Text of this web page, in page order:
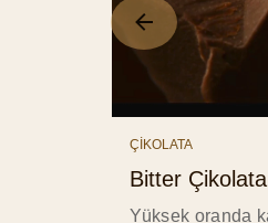
ÇİKOLATA
Bitter
Yüksek oranda